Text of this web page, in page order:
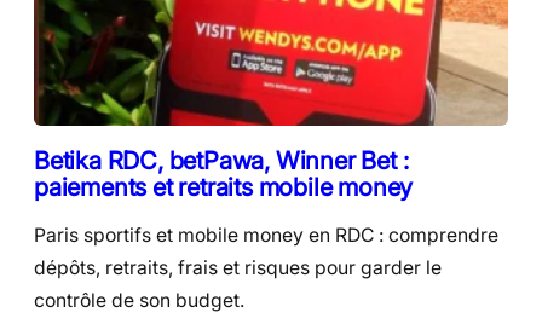
Betika RDC, betPawa, Winner Bet :
paiements et retraits mobile money
Paris sportifs et mobile money en RDC : comprendre
dépôts, retraits, frais et risques pour garder le
contrôle de son budget.